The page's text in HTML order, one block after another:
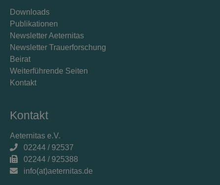
Downloads
Publikationen
Newsletter Aeternitas
Newsletter Trauerforschung
Beirat
Weiterführende Seiten
Kontakt
Kontakt
Aeternitas e.V.
02244 / 92537
02244 / 925388
info(at)aeternitas.de